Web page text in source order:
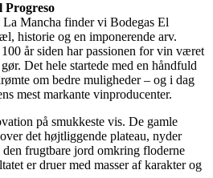
Progreso
Mancha finder vi Bodegas El
historie og en imponerende arv.
år siden har passionen for vin været
Det hele startede med en håndfuld
om bedre muligheder – og i dag
mest markante vinproducenter.
på smukkeste vis. De gamle
det højtliggende plateau, nyder
frugtbare jord omkring floderne
er druer med masser af karakter og